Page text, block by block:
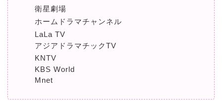
衛星劇場
ホームドラマチャンネル
LaLa TV
アジアドラマチックTV
KNTV
KBS World
Mnet